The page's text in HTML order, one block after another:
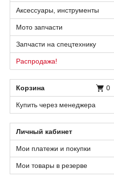
Аксессуары, инструменты
Мото запчасти
Запчасти на спецтехнику
Распродажа!
Корзина 0
Купить через менеджера
Личный кабинет
Мои платежи и покупки
Мои товары в резерве